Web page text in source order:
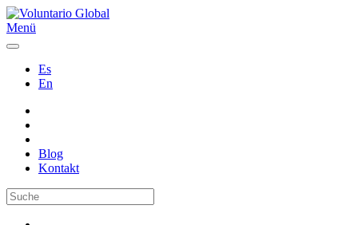
Menü
Es
En
Blog
Kontakt